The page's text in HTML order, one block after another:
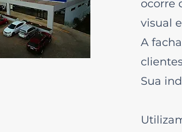
ocorre
visual
A
Sua